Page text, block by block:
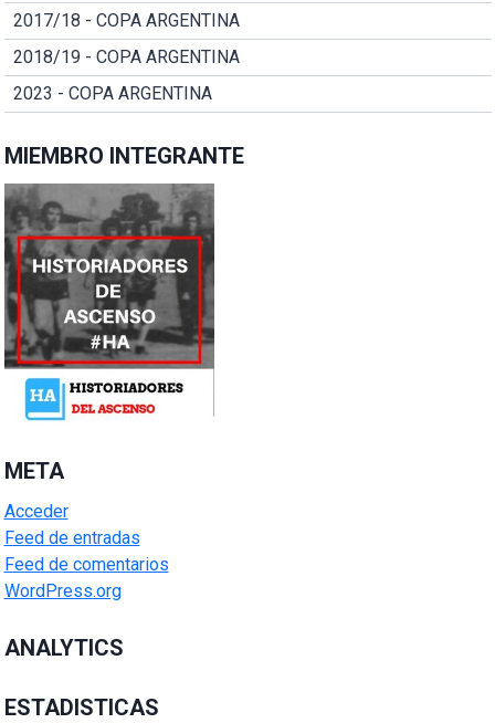
2017/18 - COPA ARGENTINA
2018/19 - COPA ARGENTINA
2023 - COPA ARGENTINA
MIEMBRO INTEGRANTE
META
Acceder
Feed de entradas
Feed de comentarios
WordPress.org
ANALYTICS
ESTADISTICAS